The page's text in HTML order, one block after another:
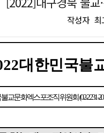
작성자 최
대한민국불
교문화엑스포조직위원회(02-2231-